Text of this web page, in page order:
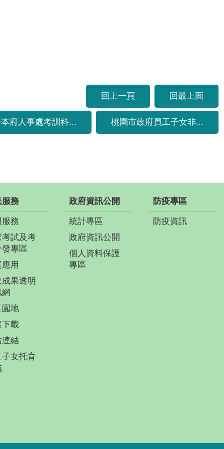
回上一頁 回最上面
府人事處考訓科... 桃園市政府員工子女非...
服務
務
考試及考
專區
用
果透明
園地
載
連結
子女托育
政府資訊公開
統計專區
政府資訊公開
個人資料保護
專區
防疫專區
防疫資訊